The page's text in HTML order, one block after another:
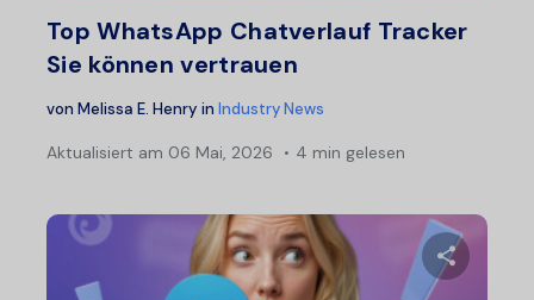
Top WhatsApp Chatverlauf Tracker
Sie können vertrauen
von Melissa E. Henry in Industry News
Aktualisiert am 06 Mai, 2026 4 min gelesen